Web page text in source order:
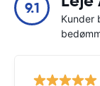
9.1
Kunder